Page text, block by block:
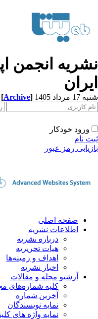
انجمن
مرداد 1405 [Archive]
ورود خودکار
نام
رمز عبور
صفحه اصلی
اطلاعات نشریه
درباره نشریه
هیات تحریریه
اهداف و زمینه‌ها
اخبار نشریه
آرشیو مجله و مقالات
کلیه شماره‌های
آخرین شماره
نمایه نویسندگان
نمایه واژه های